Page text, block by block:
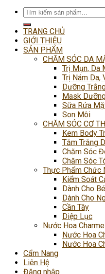
Tìm
kiếm:
TRANG CHỦ
GIỚI THIỆU
SẢN PHẨM
CHĂM SÓC DA
Trị Mụn, Da
Trị Nám Da,
Dưỡng
Mask
Sữa Rửa
Son Môi
CHĂM SÓC CƠ
Kem Body
Tắm Trắng
Chăm Sóc
Chăm Sóc
Thực Phẩm Chức
Kiểm Soát
Dành Cho Bé
Dành Cho
Cần Tây
Diệp Lục
Nước Hoa Charme
Nước Hoa
Nước Hoa
Cẩm Nang
Liên Hệ
Đăng nhập